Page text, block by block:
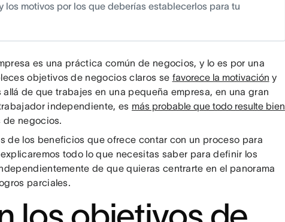
los motivos por los que deberías establecerlos para tu
es una práctica común de negocios, y lo es por una
objetivos de negocios claros se favorece la motivación y
allá de que trabajes en una pequeña empresa, en una gran
independiente, es más probable que todo resulte bien
de negocios.
de los beneficios que ofrece contar con un proceso para
todo lo que necesitas saber para definir los
de que quieras centrarte en el panorama
parciales.